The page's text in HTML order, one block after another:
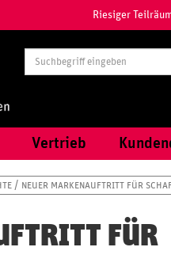
Riesiger
Vertrieb
NEUER MARKENAUFTRITT FÜR
FÜR